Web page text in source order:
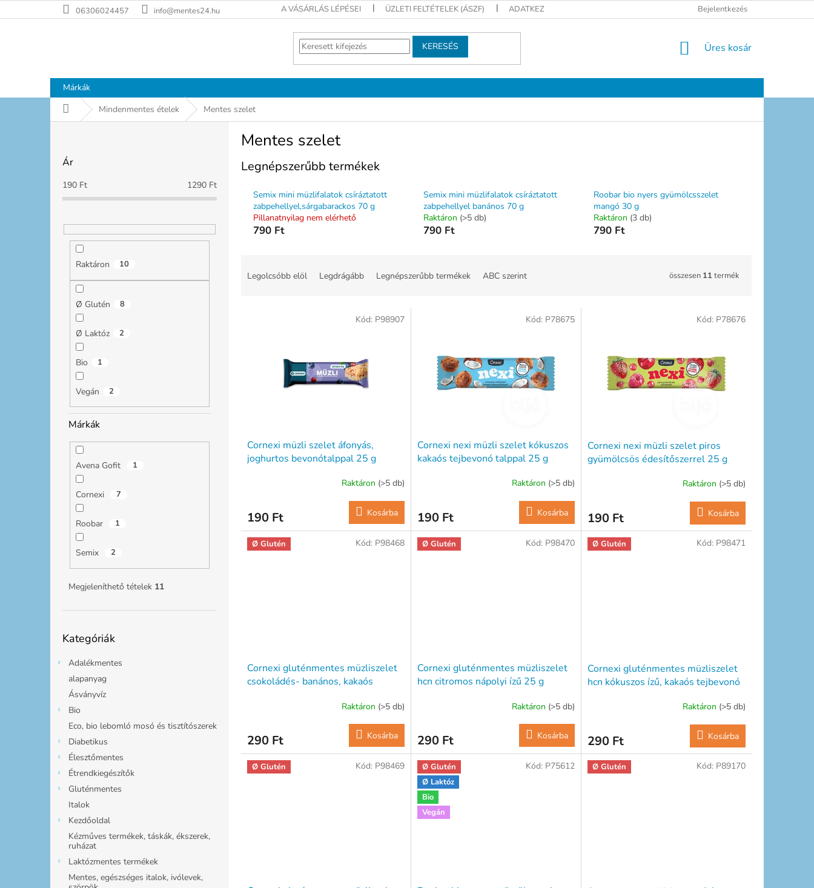
a
06306024457 info@mentes24.hu A VÁSÁRLÁS LÉPÉSEI ÜZLETI FELTÉTELEK (ÁSZF) ADATKEZELÉSI TÁJÉKOZTATÓ JOGI NYILATKOZAT ELÉRHETŐSÉGEK
Bejelentkezés
KERESÉS KOSÁR
Üres kosár
Márkák
KezdőlapMindenmentes ételek Mentes szelet
Ár
190 Ft 1290 Ft
Raktáron 10
Ø Glutén 8
Ø Laktóz 2
Bio 1
Vegán 2
Márkák
Avena Gofit 1
Cornexi 7
Roobar 1
Semix 2
Megjeleníthető tételek 11
átugrása
Kategóriák
Adalékmentes
alapanyag
Ásványvíz
Bio
Eco, bio lebomló mosó és tisztítószerek
Diabetikus
Élesztőmentes
Étrendkiegészítők
Gluténmentes
Italok
Kezdőoldal
Kézműves termékek, táskák, ékszerek,
ruházat
Laktózmentes termékek
Mentes, egészséges italok, ivólevek,
Mentes szelet
Legnépszerűbb termékek
Semix mini müzlifalatok csíráztatott
zabpehellyel,sárgabarackos 70 g
Pillanatnyilag nem elérhető
790 Ft
Semix mini müzlifalatok csíráztatott
zabpehellyel banános 70 g
Raktáron (>5 db)
790 Ft
Roobar bio nyers gyümölcsszelet
mangó 30 g
Raktáron (3 db)
790 Ft
Legolcsóbb elöl Legdrágább Legnépszerűbb termékek ABC szerint összesen 11 termék
Cornexi müzli szelet áfonyás,
joghurtos bevonótalppal 25 g
Raktáron (>5 db)
190 Ft Kosárba
Kód: P98907
Cornexi nexi müzli szelet kókuszos
kakaós tejbevonó talppal 25 g
Raktáron (>5 db)
190 Ft Kosárba
Kód: P78675
Cornexi nexi müzli szelet piros
gyümölcsös édesítőszerrel 25 g
Raktáron (>5 db)
190 Ft Kosárba
Kód: P78676
Ø Glutén
Cornexi gluténmentes müzliszelet
csokoládés- banános, kakaós
Raktáron (>5 db)
290 Ft Kosárba
Kód: P98468 Ø Glutén
Cornexi gluténmentes müzliszelet
hcn citromos nápolyi ízű 25 g
Raktáron (>5 db)
290 Ft Kosárba
Kód: P98470 Ø Glutén
Cornexi gluténmentes müzliszelet
hcn kókuszos ízű, kakaós tejbevonó
Raktáron (>5 db)
290 Ft Kosárba
Kód: P98471
Ø Glutén Kód: P98469
Ø Glutén
Ø Laktóz
Bio
Vegán
Kód: P75612 Ø Glutén Kód: P89170